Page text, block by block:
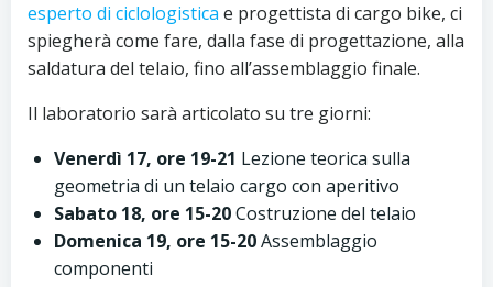
esperto di ciclologistica e progettista di cargo bike, ci
spiegherà come fare, dalla fase di progettazione, alla
saldatura del telaio, fino all’assemblaggio finale.
Il laboratorio sarà articolato su tre giorni:
Venerdì 17, ore 19-21 Lezione teorica sulla
geometria di un telaio cargo con aperitivo
Sabato 18, ore 15-20Costruzione del telaio
Domenica 19, ore 15-20Assemblaggio
componenti